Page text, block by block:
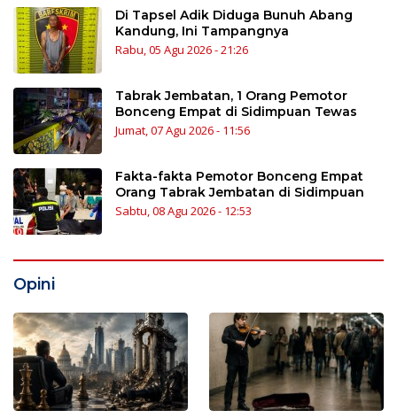
Di Tapsel Adik Diduga Bunuh Abang
Kandung, Ini Tampangnya
Rabu, 05 Agu 2026 - 21:26
Tabrak Jembatan, 1 Orang Pemotor
Bonceng Empat di Sidimpuan Tewas
Jumat, 07 Agu 2026 - 11:56
Fakta-fakta Pemotor Bonceng Empat
Orang Tabrak Jembatan di Sidimpuan
Sabtu, 08 Agu 2026 - 12:53
Opini